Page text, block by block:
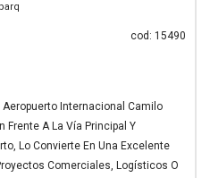
parq
cod: 15490
Aeropuerto Internacional Camilo
Frente A La Vía Principal Y
Lo Convierte En Una Excelente
Comerciales, Logísticos O